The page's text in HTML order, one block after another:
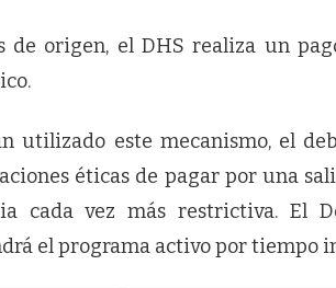
origen, el DHS realiza un
utilizado este mecanismo, el
éticas de pagar por una
cada vez más restrictiva. El
el programa activo por tiempo